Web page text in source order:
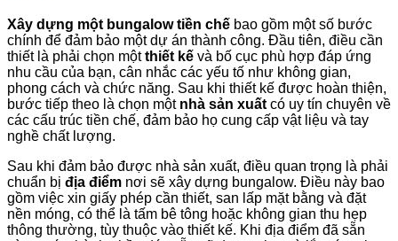
Xây dựng một bungalow tiền chế bao gồm một số bước
chính để đảm bảo một dự án thành công. Đầu tiên, điều cần
thiết là phải chọn mộtthiết kế và bố cục phù hợp đáp ứng
nhu cầu của bạn, cân nhắc các yếu tố như không gian,
phong cách và chức năng. Sau khi thiết kế được hoàn thiện,
bước tiếp theo là chọn một nhà sản xuất có uy tín chuyên về
các cấu trúc tiền chế, đảm bảo họ cung cấp vật liệu và tay
nghề chất lượng.
Sau khi đảm bảo được nhà sản xuất, điều quan trọng là phải
chuẩn bị địa điểm nơi sẽ xây dựng bungalow. Điều này bao
gồm việc xin giấy phép cần thiết, san lấp mặt bằng và đặt
nền móng, có thể là tấm bê tông hoặc không gian thu hẹp
thông thường, tùy thuộc vào thiết kế. Khi địa điểm đã sẵn